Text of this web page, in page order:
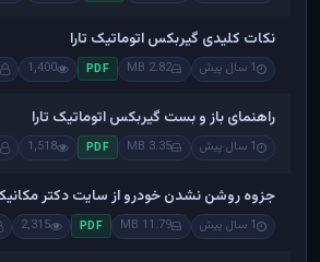
نکات کلیدی گیربکس اتوماتیک تارا
1 سال پیش 2.82 MB
PDF
1,400
راهنمای باز و بست گیربکس اتوماتیک تارا
1 سال پیش 3.35 MB
PDF
1,518
جزوه روشن نشدن خودرو از سایت دکتر
1 سال پیش 11.79 MB
PDF
2,315